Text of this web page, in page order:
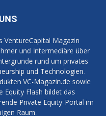
Magazin
und Intermediäre über
rund um privates
und Technologien.
VC-Magazin.de sowie
Equity Flash bildet das
Private Equity-Portal im
Raum.